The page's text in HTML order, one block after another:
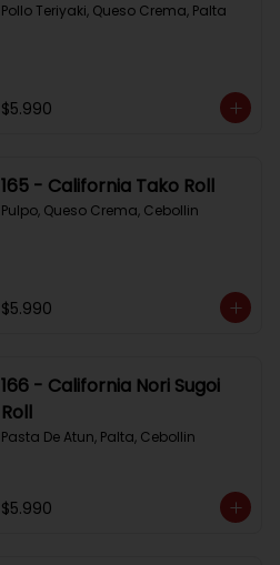
Pollo Teriyaki, Queso Crema, Palta
$5.990
165 - California Tako Roll
Pulpo, Queso Crema, Cebollin
$5.990
166 - California Nori Sugoi
Roll
Pasta De Atun, Palta, Cebollin
$5.990